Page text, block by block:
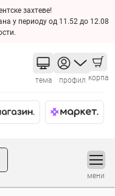
захтеве!
у периоду од 11.52 до 12.08
тема профил корпа
мени